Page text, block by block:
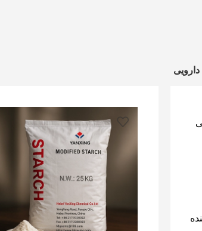
دارویی